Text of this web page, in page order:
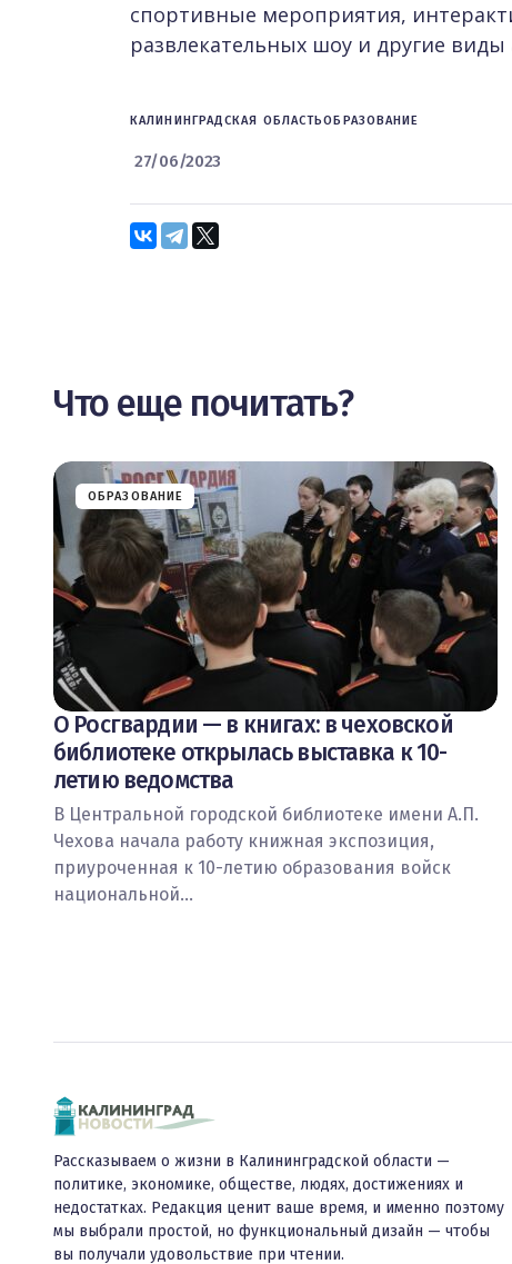
спортивные мероприятия,
развлекательных шоу и другие виды
КАЛИНИНГРАДСКАЯ ОБЛАСТЬОБРАЗОВАНИЕ
27/06/2023
Что еще почитать?
ОБРАЗОВАНИЕ
О Росгвардии — в книгах: в чеховской
библиотеке открылась выставка к 10-
летию ведомства
В Центральной городской библиотеке имени А.П.
Чехова начала работу книжная экспозиция,
приуроченная к 10-летию образования войск
национальной…
Рассказываем о жизни в Калининградской области —
политике, экономике, обществе, людях, достижениях и
недостатках. Редакция ценит ваше время, и именно поэтому
мы выбрали простой, но функциональный дизайн — чтобы
вы получали удовольствие при чтении.